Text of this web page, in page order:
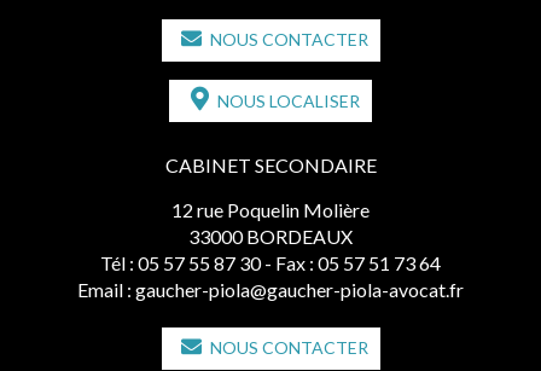
NOUS CONTACTER
NOUS LOCALISER
CABINET SECONDAIRE
12 rue Poquelin Molière
33000 BORDEAUX
Tél : 05 57 55 87 30 - Fax : 05 57 51 73 64
Email : gaucher-piola@gaucher-piola-avocat.fr
NOUS CONTACTER